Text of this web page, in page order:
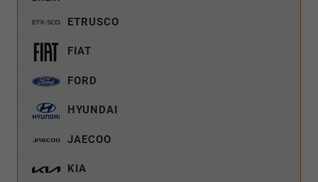
ETRUSCO
FIAT
FORD
HYUNDAI
JAECOO
KIA